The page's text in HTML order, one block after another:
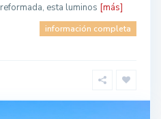
esta luminos [más]
información completa